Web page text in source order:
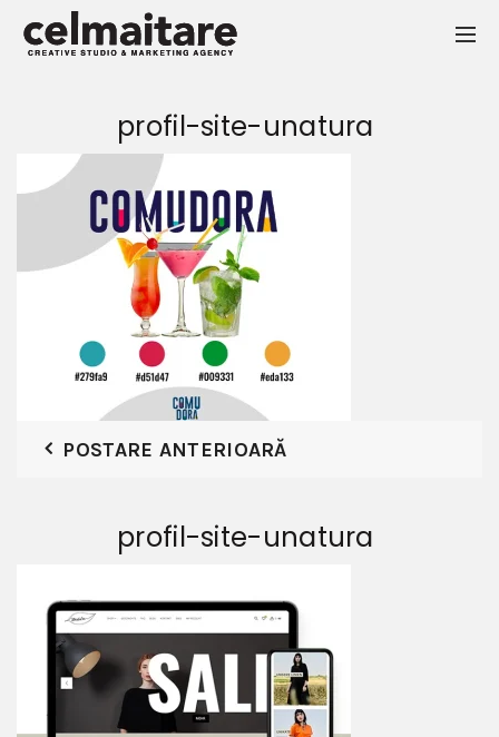
profil-site-unatura
POSTARE ANTERIOARĂ
profil-site-unatura